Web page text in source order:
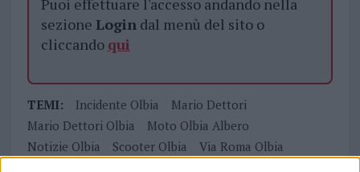
Puoi effettuare l'accesso andando nella
sezione Logindal menù del sito o
cliccando qui
TEMI: Incidente Olbia
Mario Dettori
Mario Dettori Olbia
Moto Olbia Albero
Notizie Olbia
Scooter Olbia Via Roma Olbia